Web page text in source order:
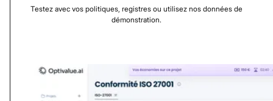
Testez avec vos politiques, registres ou utilisez nos données de
démonstration.